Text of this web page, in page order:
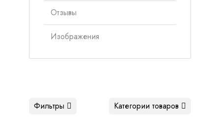
Отзывы
Изображения
Категории товаров
Фильтры